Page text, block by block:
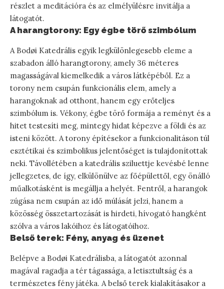
részlet a meditációra és az elmélyülésre invitálja a
látogatót.
A harangtorony: Egy égbe törő szimbólum
A Bodøi Katedrális egyik legkülönlegesebb eleme a
szabadon álló harangtorony, amely 36 méteres
magasságával kiemelkedik a város látképéből. Ez a
torony nem csupán funkcionális elem, amely a
harangoknak ad otthont, hanem egy erőteljes
szimbólum is. Vékony, égbe törő formája a reményt és a
hitet testesíti meg, mintegy hidat képezve a földi és az
isteni között. A torony építésekor a funkcionalitáson túl
esztétikai és szimbolikus jelentőséget is tulajdonítottak
neki. Távollétében a katedrális sziluettje kevésbé lenne
jellegzetes, de így, elkülönülve az főépülettől, egy önálló
műalkotásként is megállja a helyét. Fentről, a harangok
zúgása nem csupán az idő múlását jelzi, hanem a
közösség összetartozását is hirdeti, hívogató hangként
szólva a város lakóihoz és látogatóihoz.
Belső terek: Fény, anyag és üzenet
Belépve a Bodøi Katedrálisba, a látogatót azonnal
magával ragadja a tér tágassága, a letisztultság és a
természetes fény játéka. A belső terek kialakításakor a